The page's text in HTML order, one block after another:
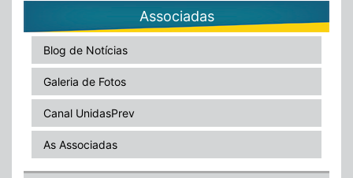
Associadas
Blog de Notícias
Galeria de Fotos
Canal UnidasPrev
As Associadas